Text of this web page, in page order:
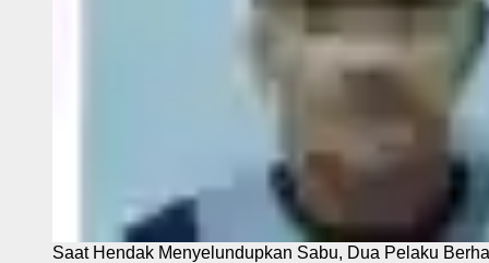
Saat Hendak Menyelundupkan Sabu, Dua Pelaku